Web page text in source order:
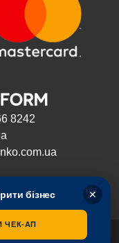
8242
✕
бізнес
ЧЕК-АП